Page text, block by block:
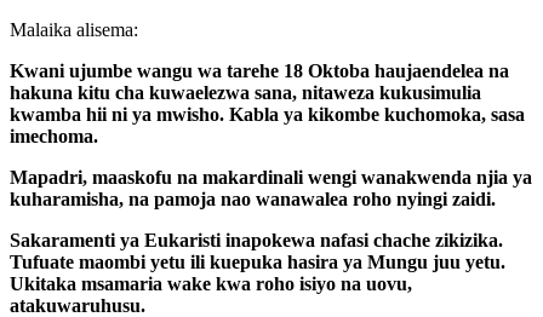
Malaika alisema:
Kwani ujumbe wangu wa tarehe 18 Oktoba haujaendelea na
hakuna kitu cha kuwaelezwa sana, nitaweza kukusimulia
kwamba hii ni ya mwisho. Kabla ya kikombe kuchomoka, sasa
imechoma.
Mapadri, maaskofu na makardinali wengi wanakwenda njia ya
kuharamisha, na pamoja nao wanawalea roho nyingi zaidi.
Sakaramenti ya Eukaristi inapokewa nafasi chache zikizika.
Tufuate maombi yetu ili kuepuka hasira ya Mungu juu yetu.
Ukitaka msamaria wake kwa roho isiyo na uovu,
atakuwaruhusu.